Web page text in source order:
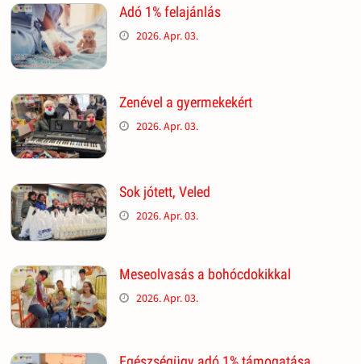
Adó 1% felajánlás
2026. Apr. 03.
Zenével a gyermekekért
2026. Apr. 03.
Sok jótett, Veled
2026. Apr. 03.
Meseolvasás a bohócdokikkal
2026. Apr. 03.